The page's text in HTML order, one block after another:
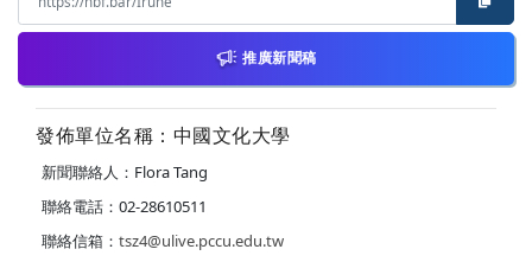
推廣新聞稿
發佈單位名稱：中國文化大學
新聞聯絡人：Flora Tang
聯絡電話：02-28610511
聯絡信箱： tsz4@ulive.pccu.edu.tw